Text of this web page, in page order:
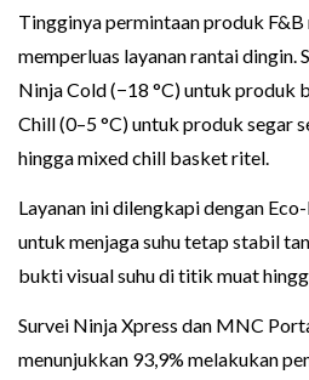
Tingginya permintaan produk
memperluas layanan rantai dingin.
Ninja Cold (−18 °C) untuk produk
Chill (0–5 °C) untuk produk segar
hingga mixed chill basket ritel.
Layanan ini dilengkapi dengan
untuk menjaga suhu tetap stabil
bukti visual suhu di titik muat
Survei Ninja Xpress dan MNC
menunjukkan 93,9% melakukan